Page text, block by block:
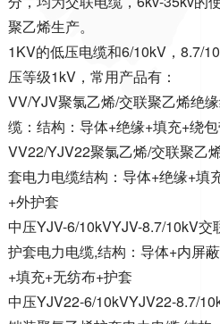
聚乙烯生产。
1KV的低压电缆和6/10kV，8.7/
压等级1kV，常用产品有：
VV/YJV聚氯乙烯/交联聚乙烯绝
缆：结构：导体+绝缘+填充+绕
VV22/YJV22聚氯乙烯/交联聚乙
套电力电缆结构：导体+绝缘+填
+外护套
中压YJV-6/10kVYJV-8.7/10kV
护套电力电缆,结构：导体+内屏
+填充+无纺布+护套
中压YJV22-6/10kVYJV22-8.7/